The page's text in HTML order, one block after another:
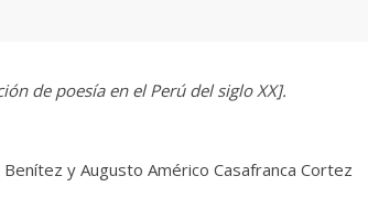
de poesía en el Perú del siglo XX].
y Augusto Américo Casafranca Cortez